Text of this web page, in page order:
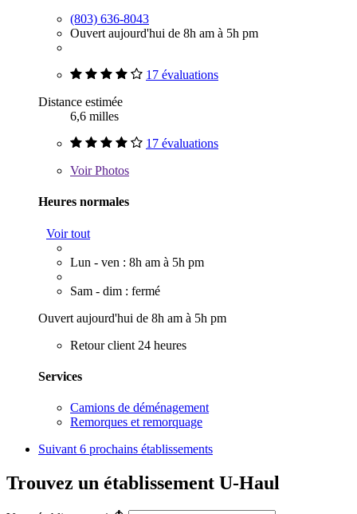
(803) 636-8043
Ouvert aujourd'hui de 8h am à 5h pm
17 évaluations
Distance estimée
6,6 milles
17 évaluations
VoirPhotos
Heures normales
Voir tout
Lun - ven : 8h am à 5h pm
Sam - dim : fermé
Ouvert aujourd'hui de 8h am à 5h pm
Retour client 24 heures
Services
Camions de déménagement
Remorques et remorquage
Suivant 6 prochains établissements
Trouvez un établissement U-Haul